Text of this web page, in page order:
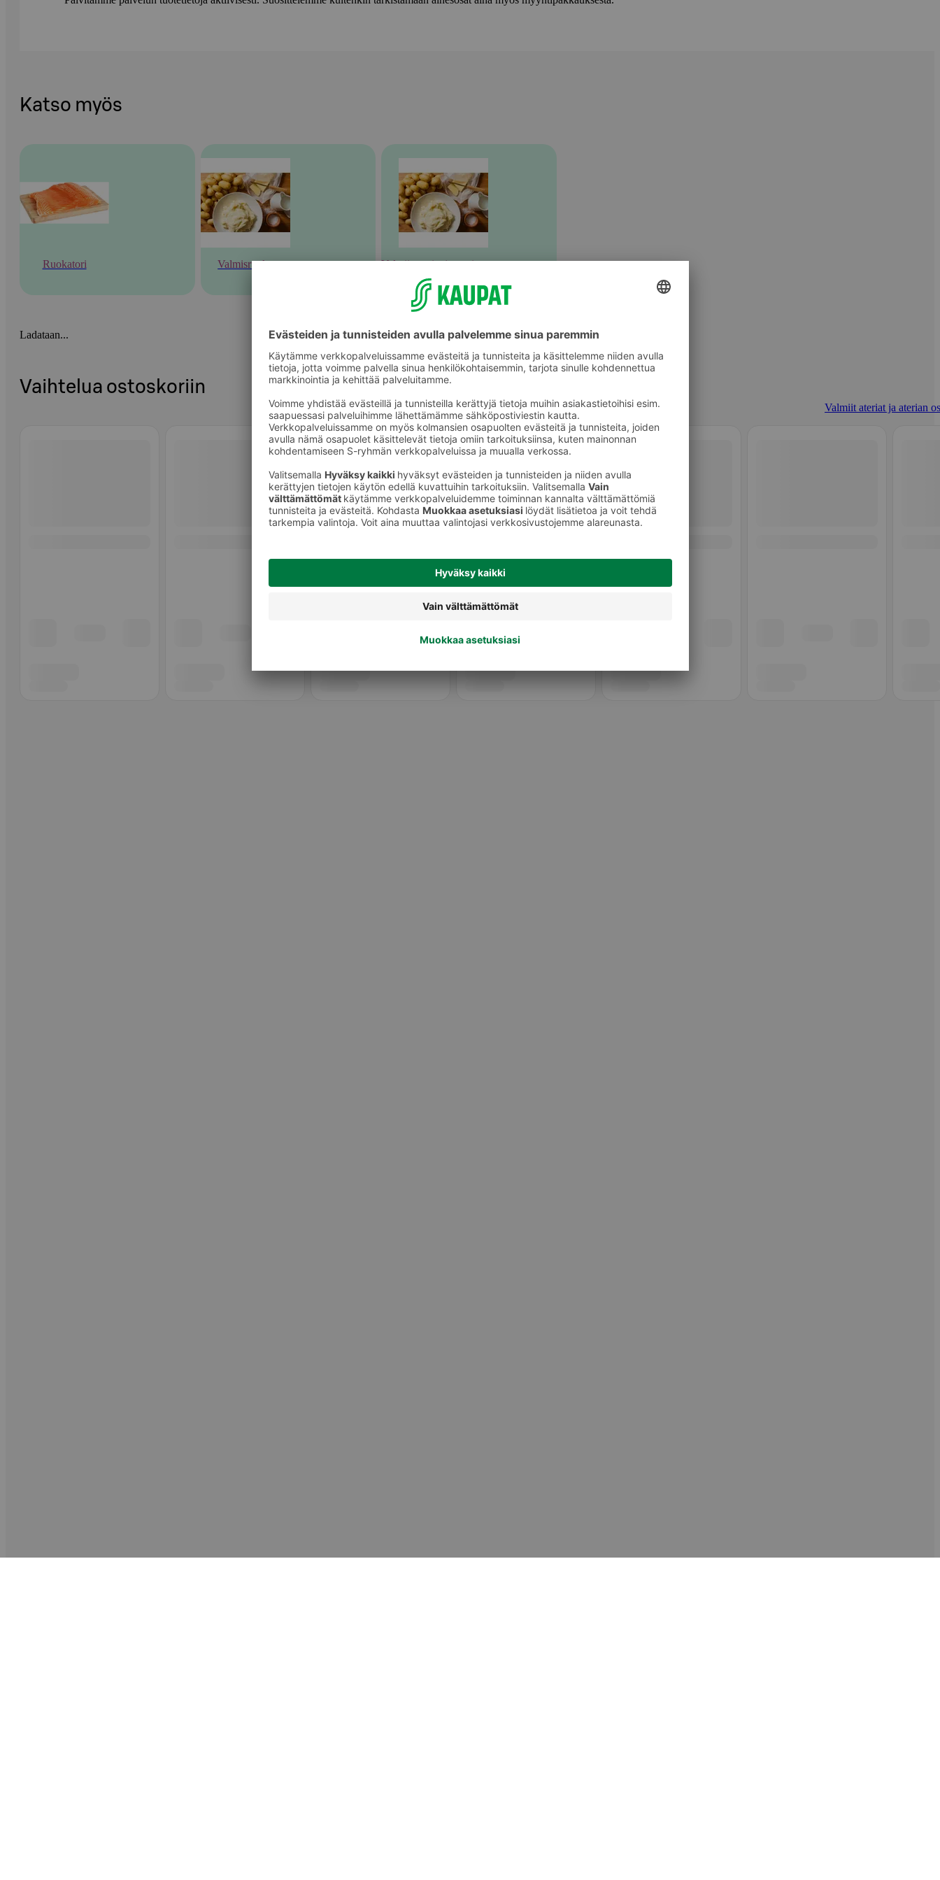
Katso myös
Ruokatori Valmisruoka Valmiit ateriat ja aterian osat
Ladataan...
Vaihtelua ostoskoriin
Valmiit ateriat ja aterian